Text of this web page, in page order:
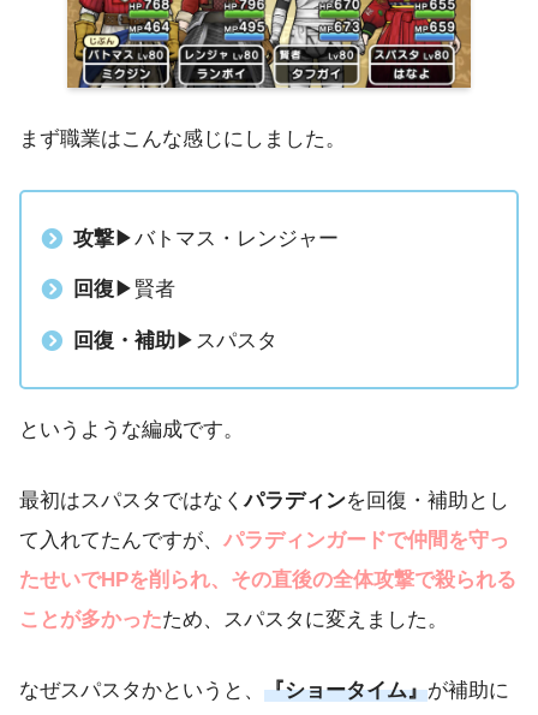
まず職業はこんな感じにしました。
攻撃▶︎バトマス・レンジャー
回復 ▶︎賢者
回復・補助▶︎スパスタ
というような編成です。
最初はスパスタではなくパラディンを回復・補助とし
て入れてたんですが、 パラディンガードで仲間を守っ
たせいでHPを削られ、その直後の全体攻撃で殺られる
ことが多かったため、スパスタに変えました。
なぜスパスタかというと、 『ショータイム』が補助に